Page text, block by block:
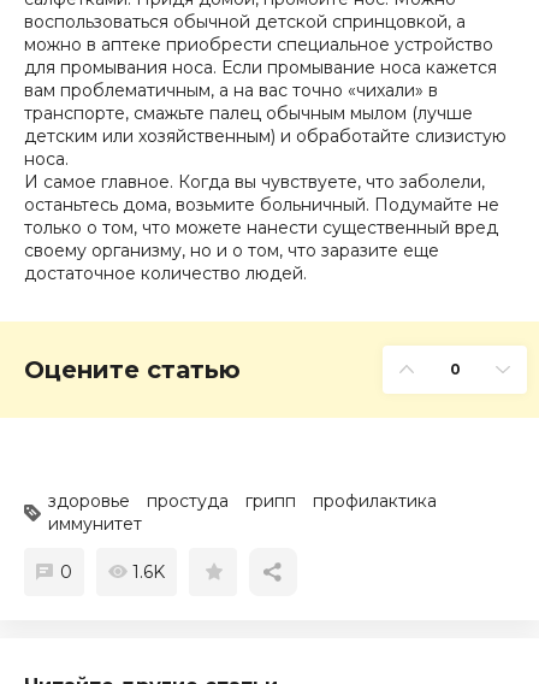
воспользоваться обычной детской спринцовкой, а
можно в аптеке приобрести специальное устройство
для промывания носа. Если промывание носа кажется
вам проблематичным, а на вас точно «чихали» в
транспорте, смажьте палец обычным мылом (лучше
детским или хозяйственным) и обработайте слизистую
носа.
И самое главное. Когда вы чувствуете, что заболели,
останьтесь дома, возьмите больничный. Подумайте не
только о том, что можете нанести существенный вред
своему организму, но и о том, что заразите еще
достаточное количество людей.
Оцените статью 0
здоровье простуда грипп
профилактика
иммунитет
0 1.6K